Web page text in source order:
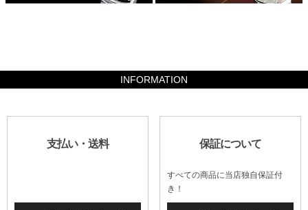
INFORMATION
支払い・送料 保証について
すべての商品に当店独自保証付
き！